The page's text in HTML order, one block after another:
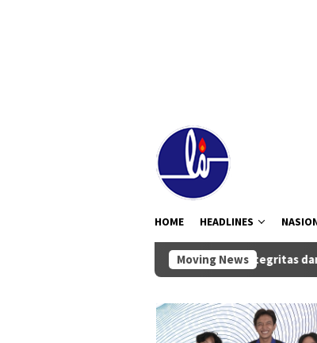
HOME HEADLINES
Moving News
Ikuti Rakor Penguatan Integritas dan Pencegahan